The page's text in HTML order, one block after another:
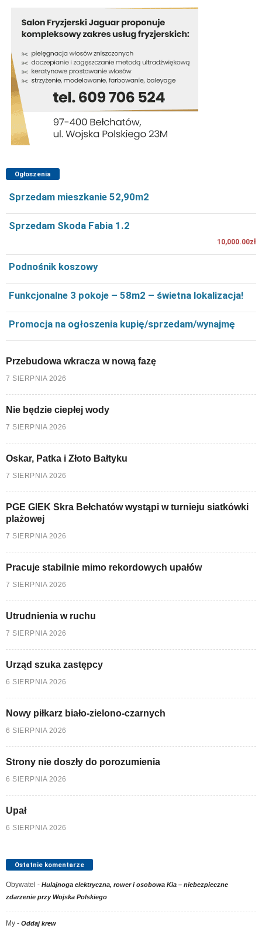
Ogłoszenia
Sprzedam mieszkanie 52,90m2
Sprzedam Skoda Fabia 1.2
10,000.00zł
Podnośnik koszowy
Funkcjonalne 3 pokoje – 58m2 – świetna lokalizacja!
Promocja na ogłoszenia kupię/sprzedam/wynajmę
Przebudowa wkracza w nową fazę
7 SIERPNIA 2026
Nie będzie ciepłej wody
7 SIERPNIA 2026
Oskar, Patka i Złoto Bałtyku
7 SIERPNIA 2026
PGE GIEK Skra Bełchatów wystąpi w turnieju siatkówki
plażowej
7 SIERPNIA 2026
Pracuje stabilnie mimo rekordowych upałów
7 SIERPNIA 2026
Utrudnienia w ruchu
7 SIERPNIA 2026
Urząd szuka zastępcy
6 SIERPNIA 2026
Nowy piłkarz biało-zielono-czarnych
6 SIERPNIA 2026
Strony nie doszły do porozumienia
6 SIERPNIA 2026
Upał
6 SIERPNIA 2026
Ostatnie komentarze
Obywatel - Hulajnoga elektryczna, rower i osobowa Kia – niebezpieczne
zdarzenie przy Wojska Polskiego
My - Oddaj krew